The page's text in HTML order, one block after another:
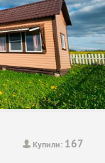
Купили: 167